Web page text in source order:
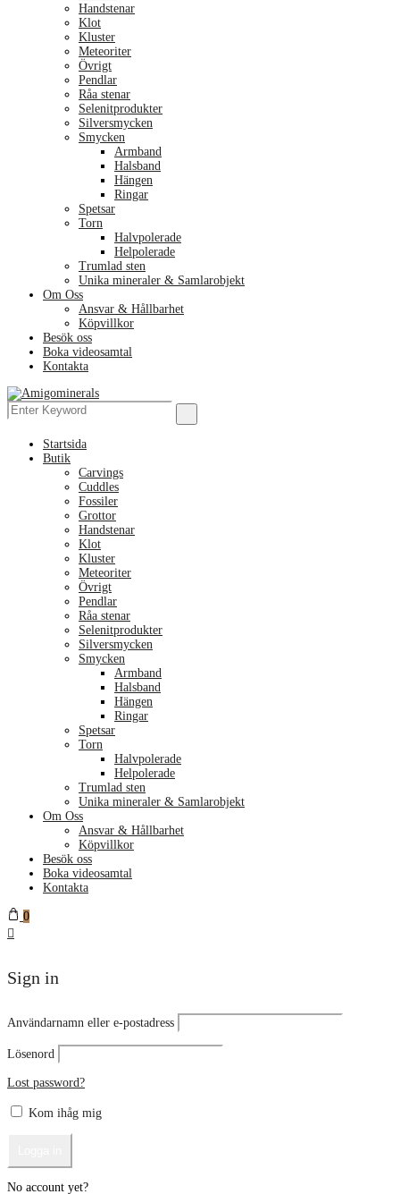
Handstenar
Klot
Kluster
Meteoriter
Övrigt
Pendlar
Råa stenar
Selenitprodukter
Silversmycken
Smycken
Armband
Halsband
Hängen
Ringar
Spetsar
Torn
Halvpolerade
Helpolerade
Trumlad sten
Unika mineraler & Samlarobjekt
Om Oss
Ansvar & Hållbarhet
Köpvillkor
Besök oss
Boka videosamtal
Kontakta
Menu
Search
for:
Search
Startsida
Butik
Carvings
Cuddles
Fossiler
Grottor
Handstenar
Klot
Kluster
Meteoriter
Övrigt
Pendlar
Råa stenar
Selenitprodukter
Silversmycken
Smycken
Armband
Halsband
Hängen
Ringar
Spetsar
Torn
Halvpolerade
Helpolerade
Trumlad sten
Unika mineraler & Samlarobjekt
Om Oss
Ansvar & Hållbarhet
Köpvillkor
Besök oss
Boka videosamtal
Kontakta
0
Sign in
Användarnamn eller e-postadress
Lösenord
Lost password?
Kom ihåg mig
No account yet?